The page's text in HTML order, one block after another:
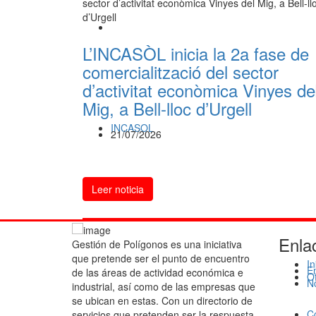
L’INCASÒL inicia la 2a fase de
comercialització del sector
d’activitat econòmica Vinyes
Mig, a Bell-lloc d’Urgell
INCASOL
21/07/2026
Leer noticia
Gestión de Polígonos es una iniciativa
que pretende ser el punto de encuentro
de las áreas de actividad económica e
industrial, así como de las empresas que
se ubican en estas. Con un directorio de